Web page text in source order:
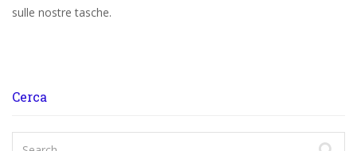
sulle nostre tasche.
Cerca